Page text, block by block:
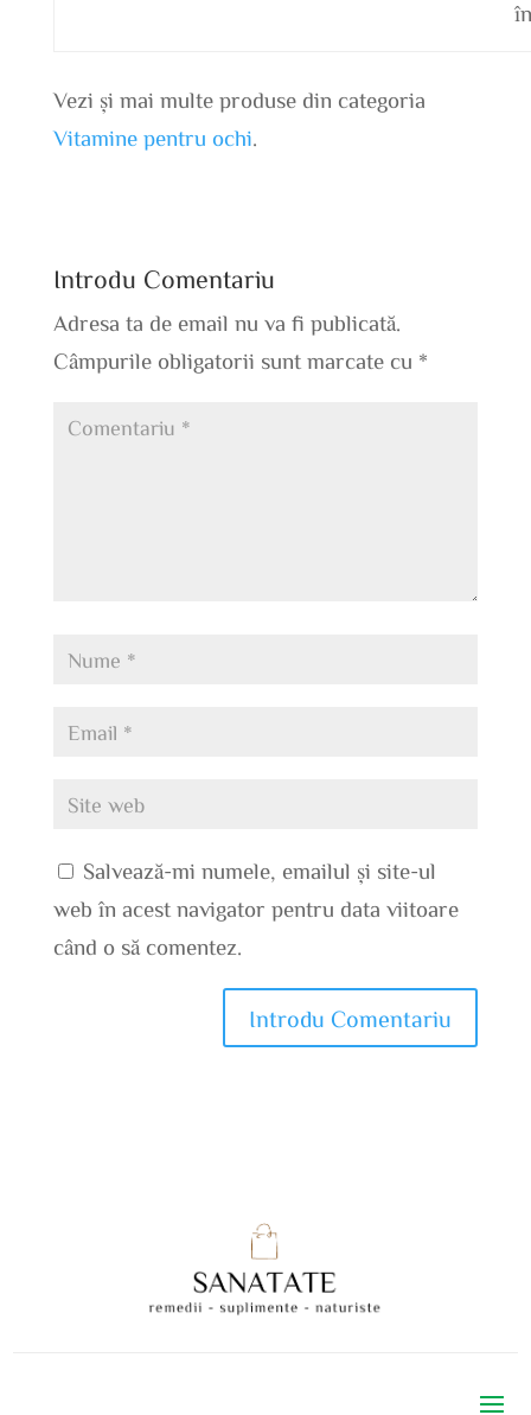
Vezi și mai multe produse din categoria
Vitamine pentru ochi
Introdu Comentariu
Adresa ta de email nu va fi publicată.
Câmpurile obligatorii sunt marcate cu *
Salvează-mi numele, emailul și site-ul
web în acest navigator pentru data viitoare
când o să comentez.